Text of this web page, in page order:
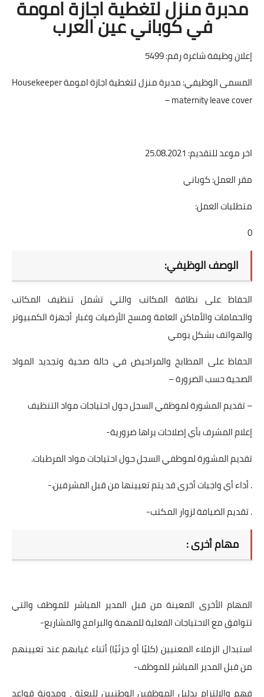
مدبرة منزل لتغطية اجازة امومة
في كوباني عين العرب
إعلان وظيفة شاغرة رقم: 5499
المسمى الوظيفي: مدبرة منزل لتغطية اجازة امومة Housekeeper
– maternity leave cover
اخر موعد للتقديم: 25.08.2021
مقر العمل: كوباني
متطلبات العمل:
0
الوصف الوظيفي:
الحفاظ على نظافة المكاتب والتي تشمل تنظيف المكاتب
والحمامات والأماكن العامة ومسح الأرضيات وغبار أجهزة الكمبيوتر
والهواتف بشكل يومي
الحفاظ على المطابخ والمراحيض في حالة صحية وتجديد المواد
الصحية حسب الضرورة –
– تقديم المشورة لموظفي السجل حول احتياجات مواد التنظيف
إعلام المشرف بأي إصلاحات يراها ضرورية-
تقديم المشورة لموظفي السجل حول احتياجات مواد المرطبات.
. أداء أي واجبات أخرى قد يتم تعيينها من قبل المشرفين.-
. تقديم الضيافة لزوار المكتب-
مهام أخرى :
المهام الأخرى المعينة من قبل المدير المباشر للموظف والتي
تتوافق مع الاحتياجات الفعلية للمهمة والبرامج والمشاريع-
استبدال الزملاء المعنيين (كليًا أو جزئيًا) أثناء غيابهم عند تعيينهم
من قبل المدير المباشر للموظف-
فهم والالتزام بدليل الموظفين الوطنيين للبعثة ، ومدونة قواعد